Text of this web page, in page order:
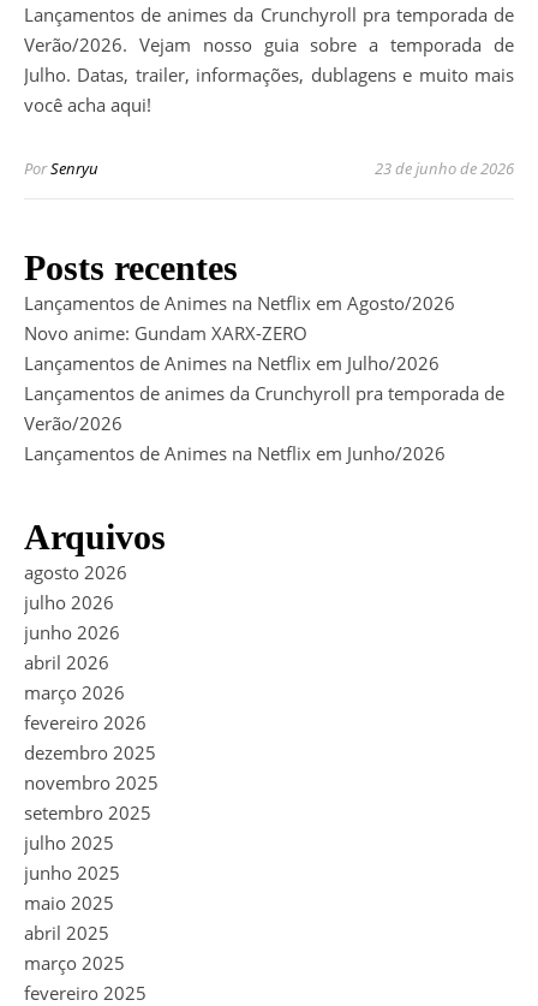
Lançamentos de animes da Crunchyroll pra temporada de
Verão/2026. Vejam nosso guia sobre a temporada de
Julho. Datas, trailer, informações, dublagens e muito mais
você acha aqui!
PorSenryu 23 de junho de 2026
Posts recentes
Lançamentos de Animes na Netflix em Agosto/2026
Novo anime: Gundam XARX-ZERO
Lançamentos de Animes na Netflix em Julho/2026
Lançamentos de animes da Crunchyroll pra temporada de
Verão/2026
Lançamentos de Animes na Netflix em Junho/2026
Arquivos
agosto 2026
julho 2026
junho 2026
abril 2026
março 2026
fevereiro 2026
dezembro 2025
novembro 2025
setembro 2025
julho 2025
junho 2025
maio 2025
abril 2025
março 2025
fevereiro 2025